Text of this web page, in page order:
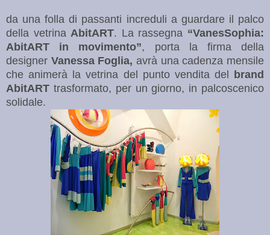
da una folla di passanti increduli a guardare il palco
della vetrina AbitART. La rassegna “VanesSophia:
AbitART in movimento”, porta la firma della
designer Vanessa Foglia,avrà una cadenza mensile
che animerà la vetrina del punto vendita del brand
AbitART trasformato, per un giorno, in palcoscenico
solidale.